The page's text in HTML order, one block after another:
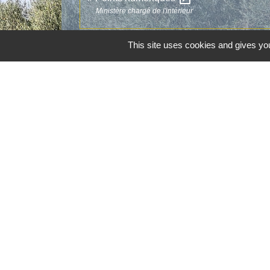
Ministère chargé de l'intérieur
This site uses cookies and gives